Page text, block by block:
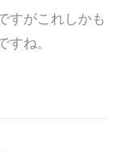
すがこれしかも
ね。